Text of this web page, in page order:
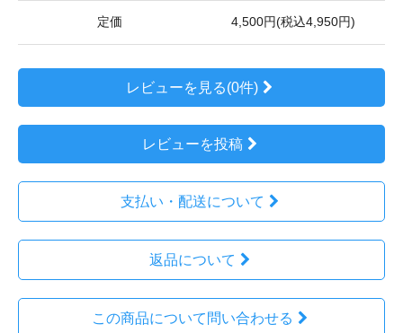
定価 4,500円(税込4,950円)
レビューを見る(0件)
レビューを投稿
支払い・配送について
返品について
この商品について問い合わせる